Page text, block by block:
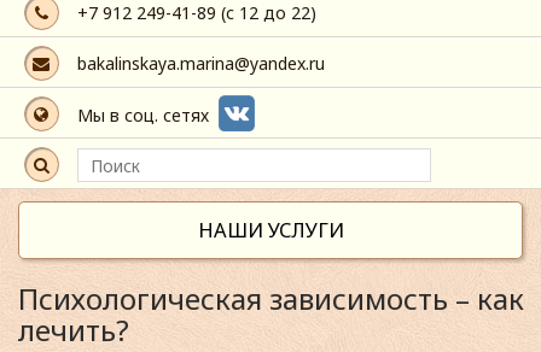
+7 912 249-41-89 (с 12 до 22)
bakalinskaya.marina@yandex.ru
Мы в соц. сетях
НАШИ УСЛУГИ
Психологическая зависимость – как
лечить?